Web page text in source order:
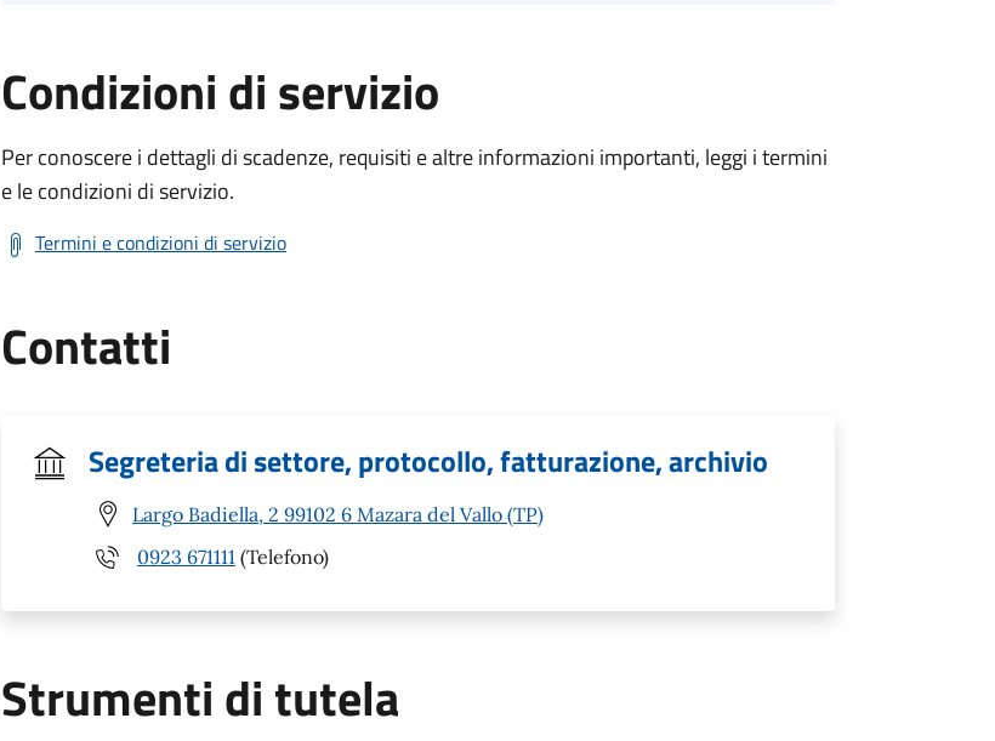
Condizioni di servizio
Per conoscere i dettagli di scadenze, requisiti e altre informazioni importanti, leggi i termini
e le condizioni di servizio.
Termini e condizioni di servizio
Contatti
Segreteria di settore, protocollo, fatturazione, archivio
Largo Badiella, 2 99102 6 Mazara del Vallo (TP)
0923 671111 (Telefono)
Strumenti di tutela